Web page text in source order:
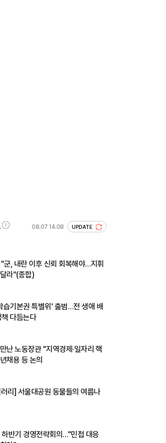
08.07 14:08 UPDATE
군, 내란 이후 신뢰 회복해야…지휘
라"(종합)
습기본권 특별위' 출범…전 생애 배
다듬는다
난 노동장관 "지역경제·일자리 핵
채용 등 논의
리] 서울대공원 동물들의 여름나
반기 경영전략회의…"민첩 대응